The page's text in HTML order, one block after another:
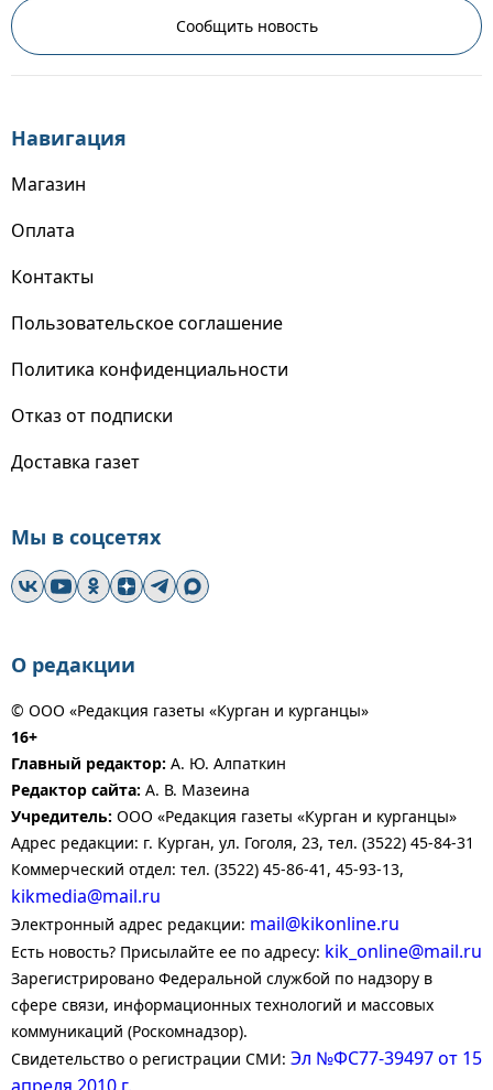
Сообщить новость
Навигация
Магазин
Оплата
Контакты
Пользовательское соглашение
Политика конфиденциальности
Отказ от подписки
Доставка газет
Мы в соцсетях
О редакции
© ООО «Редакция газеты «Курган и курганцы»
16+
Главный редактор: А. Ю. Алпаткин
Редактор сайта: А. В. Мазеина
Учредитель: ООО «Редакция газеты «Курган и курганцы»
Адрес редакции: г. Курган, ул. Гоголя, 23, тел. (3522) 45-84-31
Коммерческий отдел: тел. (3522) 45-86-41, 45-93-13,
kikmedia@mail.ru
Электронный адрес редакции: mail@kikonline.ru
Есть новость? Присылайте ее по адресу: kik_online@mail.ru
Зарегистрировано Федеральной службой по надзору в
сфере связи, информационных технологий и массовых
коммуникаций (Роскомнадзор).
Свидетельство о регистрации СМИ: Эл №ФС77-39497 от 15